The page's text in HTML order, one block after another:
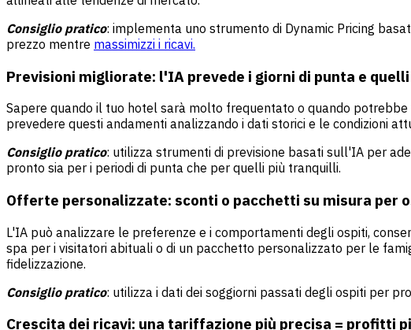
Consiglio pratico: implementa uno strumento di Dynamic Pricing
prezzo mentre massimizzi i ricavi.
Previsioni migliorate: l'IA prevede i giorni di punta e
Sapere quando il tuo hotel sarà molto frequentato o quando
prevedere questi andamenti analizzando i dati storici e le condizioni
Consiglio pratico: utilizza strumenti di previsione basati sull'IA per
pronto sia per i periodi di punta che per quelli più tranquilli.
Offerte personalizzate: sconti o pacchetti su misura per
L'IA può analizzare le preferenze e i comportamenti degli ospiti,
spa per i visitatori abituali o di un pacchetto personalizzato per le
fidelizzazione.
Consiglio pratico: utilizza i dati dei soggiorni passati degli ospiti per
Crescita dei ricavi: una tariffazione più precisa = profitti